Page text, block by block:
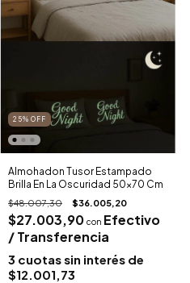
25% OFF
Almohadon Tusor Estampado
Brilla En La Oscuridad 50x70 Cm
$48.007,30 $36.005,20
$27.003,90 con Efectivo
/ Transferencia
3 cuotas sin interés de
$12.001,73